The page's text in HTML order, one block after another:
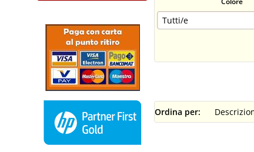
Ordina per: